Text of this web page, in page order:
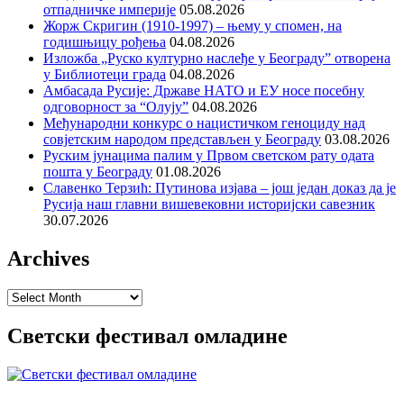
отпадничке империје 05.08.2026
Жорж Скригин (1910-1997) – њему у спомен, на
годишњицу рођења 04.08.2026
Изложба „Руско културно наслеђе у Београду” отворена
у Библиотеци града 04.08.2026
Амбасада Русије: Државе НАТО и ЕУ носе посебну
одговорност за “Олују” 04.08.2026
Међународни конкурс о нацистичком геноциду над
совјетским народом представљен у Београду 03.08.2026
Руским јунацима палим у Првом светском рату одата
пошта у Београду 01.08.2026
Славенко Терзић: Путинова изјава – још један доказ да је
Русија наш главни вишевековни историјски савезник
30.07.2026
Archives
Archives
Светски фестивал омладине